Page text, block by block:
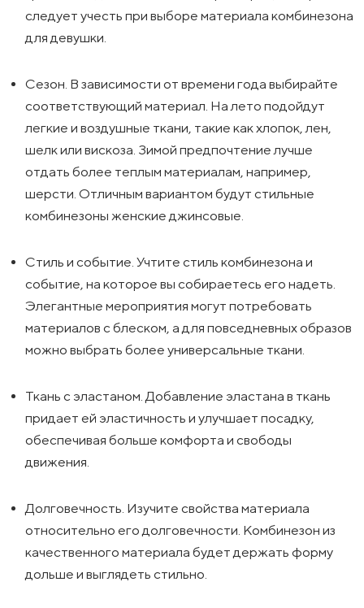
следует учесть при выборе материала комбинезона
для девушки.
Сезон. В зависимости от времени года выбирайте
соответствующий материал. На лето подойдут
легкие и воздушные ткани, такие как хлопок, лен,
шелк или вискоза. Зимой предпочтение лучше
отдать более теплым материалам, например,
шерсти. Отличным вариантом будут стильные
комбинезоны женские джинсовые.
Стиль и событие. Учтите стиль комбинезона и
событие, на которое вы собираетесь его надеть.
Элегантные мероприятия могут потребовать
материалов с блеском, а для повседневных образов
можно выбрать более универсальные ткани.
Ткань с эластаном. Добавление эластана в ткань
придает ей эластичность и улучшает посадку,
обеспечивая больше комфорта и свободы
движения.
Долговечность. Изучите свойства материала
относительно его долговечности. Комбинезон из
качественного материала будет держать форму
дольше и выглядеть стильно.